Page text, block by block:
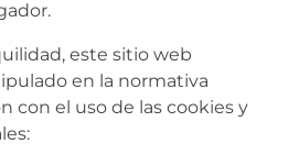
este sitio web
en la normativa
con el uso de las cookies y